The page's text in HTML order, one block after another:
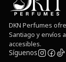
DKN Perfumes
Santiago y envíos
accesibles.
Síguenos